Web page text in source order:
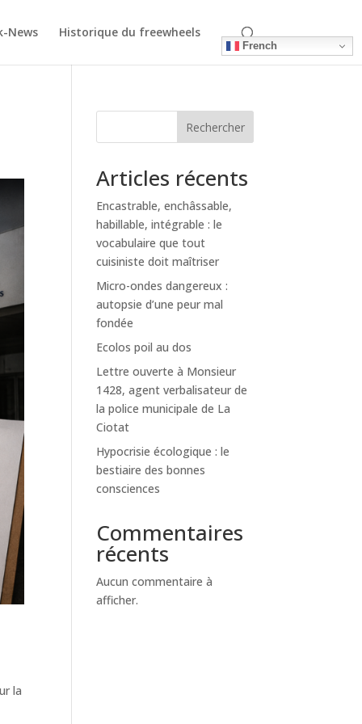
News Historique du freewheels
French
la
Rechercher
Articles récents
Encastrable, enchâssable,
habillable, intégrable : le
vocabulaire que tout
cuisiniste doit maîtriser
Micro-ondes dangereux :
autopsie d’une peur mal
fondée
Ecolos poil au dos
Lettre ouverte à Monsieur
1428, agent verbalisateur de
la police municipale de La
Ciotat
Hypocrisie écologique : le
bestiaire des bonnes
consciences
Commentaires
récents
Aucun commentaire à
afficher.